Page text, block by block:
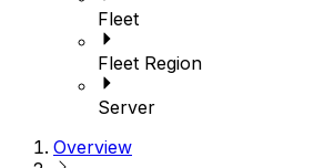
Fleet
Fleet Region
Server
Overview